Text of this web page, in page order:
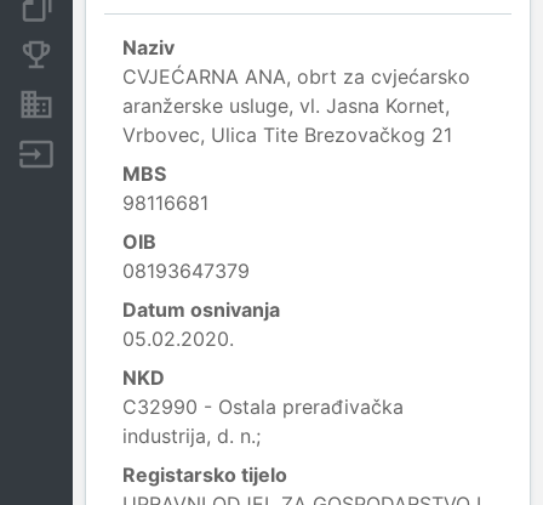
Konkurentske tvrtke
Nekretnine i imovina
Naziv
CVJEĆARNA ANA, obrt za cvjećarsko
aranžerske usluge, vl. Jasna Kornet,
Vrbovec, Ulica Tite Brezovačkog 21
MBS
98116681
OIB
08193647379
Datum osnivanja
05.02.2020.
NKD
C32990 - Ostala prerađivačka
industrija, d. n.;
Registarsko tijelo